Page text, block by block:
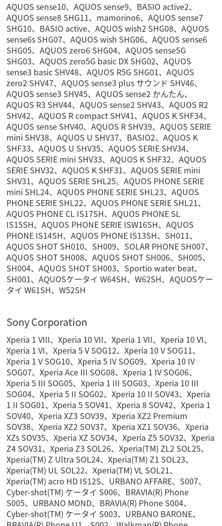
AQUOS sense10、AQUOS sense9、BASIO active2、
AQUOS sense8 SHG11、mamorino6、AQUOS sense7
SHG10、BASIO active、AQUOS wish2 SHG08、AQUOS
sense6s SHG07、AQUOS wish SHG06、AQUOS sense6
SHG05、AQUOS zero6 SHG04、AQUOS sense5G
SHG03、AQUOS zero5G basic DX SHG02、AQUOS
sense3 basic SHV48、AQUOS R5G SHG01、AQUOS
zero2 SHV47、AQUOS sense3 plus サウンド SHV46、
AQUOS sense3 SHV45、AQUOS sense2 かんたん、
AQUOS R3 SHV44、AQUOS sense2 SHV43、AQUOS R2
SHV42、AQUOS R compact SHV41、AQUOS K SHF34、
AQUOS sense SHV40、AQUOS R SHV39、AQUOS SERIE
mini SHV38、AQUOS U SHV37、BASIO2、AQUOS K
SHF33、AQUOS U SHV35、AQUOS SERIE SHV34、
AQUOS SERIE mini SHV33、AQUOS K SHF32、AQUOS
SERIE SHV32、AQUOS K SHF31、AQUOS SERIE mini
SHV31、AQUOS SERIE SHL25、AQUOS PHONE SERIE
mini SHL24、AQUOS PHONE SERIE SHL23、AQUOS
PHONE SERIE SHL22、AQUOS PHONE SERIE SHL21、
AQUOS PHONE CL IS17SH、AQUOS PHONE SL
IS15SH、AQUOS PHONE SERIE ISW16SH、AQUOS
PHONE IS14SH、AQUOS PHONE IS13SH、SH011、
AQUOS SHOT SH010、SH009、SOLAR PHONE SH007、
AQUOS SHOT SH008、AQUOS SHOT SH006、SH005、
SH004、AQUOS SHOT SH003、Sportio water beat、
SH001、AQUOSケータイ W64SH、W62SH、AQUOSケー
タイ W61SH、W52SH
Sony Corporation
Xperia 1 VIII、Xperia 10 VII、Xperia 1 VII、Xperia 10 VI、
Xperia 1 VI、Xperia 5 V SOG12、Xperia 10 V SOG11、
Xperia 1 V SOG10、Xperia 5 IV SOG09、Xperia 10 IV
SOG07、Xperia Ace III SOG08、Xperia 1 IV SOG06、
Xperia 5 III SOG05、Xperia 1 III SOG03、Xperia 10 III
SOG04、Xperia 5 II SOG02、Xperia 10 II SOV43、Xperia
1 II SOG01、Xperia 5 SOV41、Xperia 8 SOV42、Xperia 1
SOV40、Xperia XZ3 SOV39、Xperia XZ2 Premium
SOV38、Xperia XZ2 SOV37、Xperia XZ1 SOV36、Xperia
XZs SOV35、Xperia XZ SOV34、Xperia Z5 SOV32、Xperia
Z4 SOV31、Xperia Z3 SOL26、Xperia(TM) ZL2 SOL25、
Xperia(TM) Z Ultra SOL24、Xperia(TM) Z1 SOL23、
Xperia(TM) UL SOL22、Xperia(TM) VL SOL21、
Xperia(TM) acro HD IS12S、URBANO AFFARE、S007、
Cyber-shot(TM) ケータイ S006、BRAVIA(R) Phone
S005、URBANO MOND、BRAVIA(R) Phone S004、
Cyber-shot(TM) ケータイ S003、URBANO BARONE、